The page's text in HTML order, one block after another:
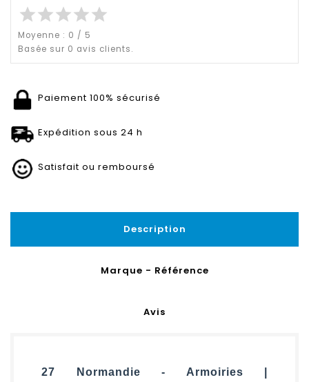
starstarstarstarstar
Moyenne : 0 / 5
Basée sur 0 avis clients.
Paiement 100% sécurisé
Expédition sous 24 h
Satisfait ou remboursé
Description
Marque - Référence
Avis
27 Normandie - Armoiries |